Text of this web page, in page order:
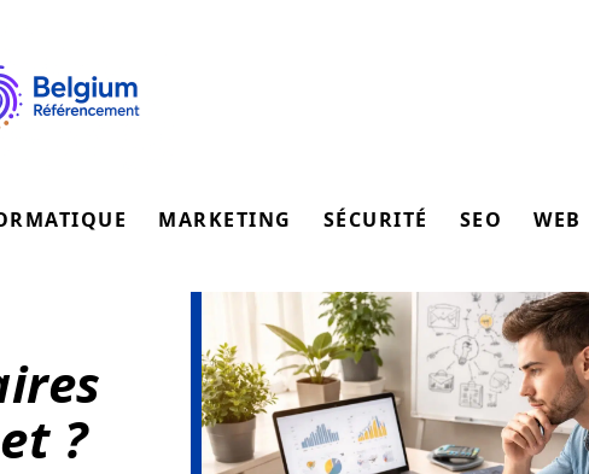
MARKETING SÉCURITÉ SEO WEB
?